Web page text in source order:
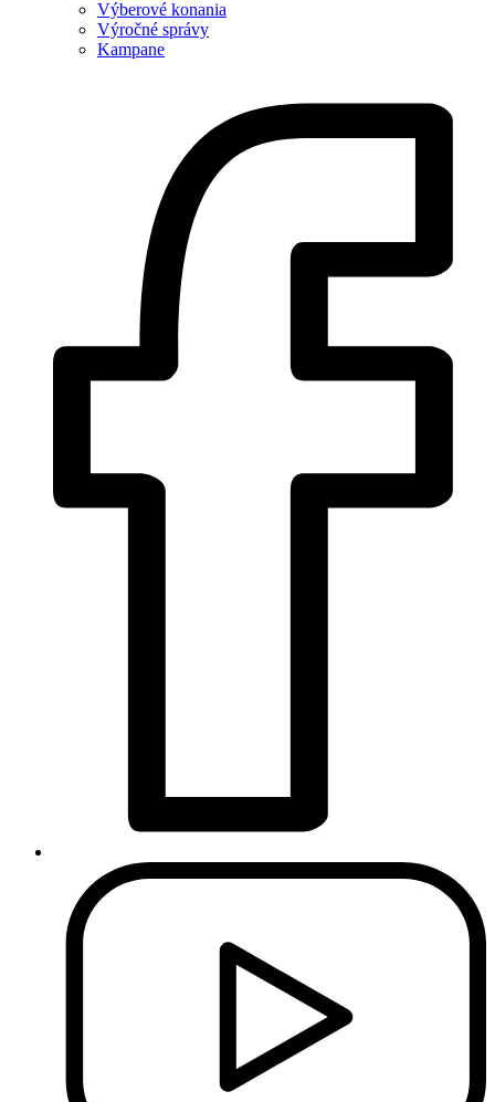
Výberové konania
Výročné správy
Kampane